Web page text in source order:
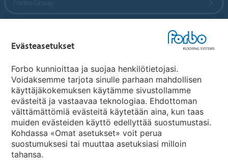
Maakohtaiset sivut
Valitse maa
Evästeasetukset
Forbo kunnioittaa ja suojaa henkilötietojasi.
Voidaksemme tarjota sinulle parhaan mahdollisen
käyttäjäkokemuksen käytämme sivustollamme
evästeitä ja vastaavaa teknologiaa. Ehdottoman
välttämättömiä evästeitä käytetään aina, kun taas
muiden evästeiden käyttö edellyttää suostumustasi.
Kohdassa «Omat asetukset» voit perua
suostumuksesi tai muuttaa asetuksiasi milloin
tahansa.